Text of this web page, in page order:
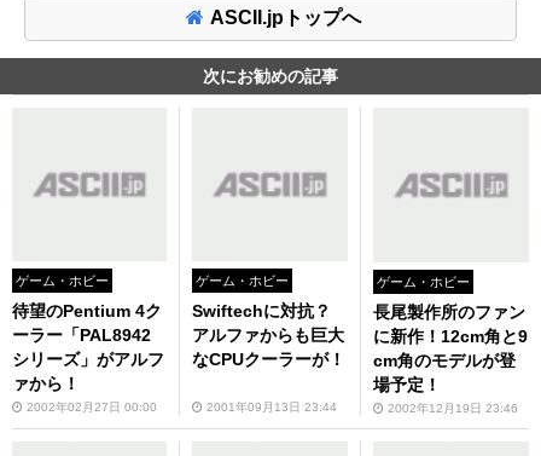
ASCII.jpトップへ
次にお勧めの記事
ゲーム・ホビー
待望のPentium 4ク
ーラー「PAL8942
シリーズ」がアルフ
ァから！
2002年02月27日 00:00
ゲーム・ホビー
Swiftechに対抗？
アルファからも巨大
なCPUクーラーが！
2001年09月13日 23:44
ゲーム・ホビー
長尾製作所のファン
に新作！12cm角と9
cm角のモデルが登
場予定！
2002年12月19日 23:46